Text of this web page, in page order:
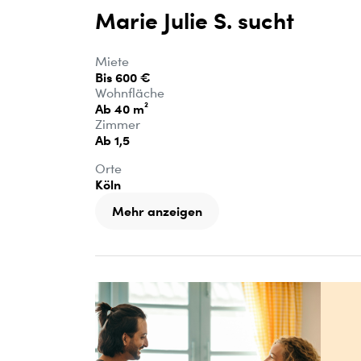
Marie Julie S. sucht
Miete
Bis 600 €
Wohnfläche
Ab 40 m²
Zimmer
Ab 1,5
Orte
Köln
Mehr anzeigen